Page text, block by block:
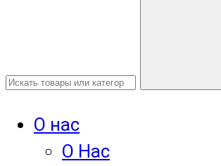
О нас
О Нас